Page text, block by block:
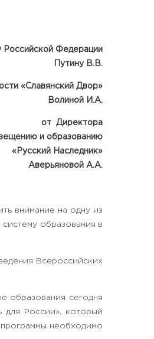
Российской Федерации
Путину В.В.
«Славянский Двор»
Волиной И.А.
от Директора
и образованию
«Русский Наследник»
Аверьяновой А.А.
внимание на одну из
образования в
Всероссийских
образования сегодня
для России», который
необходимо